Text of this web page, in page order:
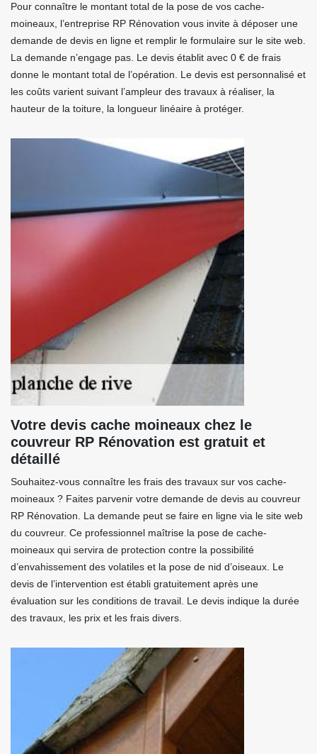
Pour connaître le montant total de la pose de vos cache-
moineaux, l’entreprise RP Rénovation vous invite à déposer une
demande de devis en ligne et remplir le formulaire sur le site web.
La demande n’engage pas. Le devis établit avec 0 € de frais
donne le montant total de l’opération. Le devis est personnalisé et
les coûts varient suivant l’ampleur des travaux à réaliser, la
hauteur de la toiture, la longueur linéaire à protéger.
Votre devis cache moineaux chez le
couvreur RP Rénovation est gratuit et
détaillé
Souhaitez-vous connaître les frais des travaux sur vos cache-
moineaux ? Faites parvenir votre demande de devis au couvreur
RP Rénovation. La demande peut se faire en ligne via le site web
du couvreur. Ce professionnel maîtrise la pose de cache-
moineaux qui servira de protection contre la possibilité
d’envahissement des volatiles et la pose de nid d’oiseaux. Le
devis de l’intervention est établi gratuitement après une
évaluation sur les conditions de travail. Le devis indique la durée
des travaux, les prix et les frais divers.